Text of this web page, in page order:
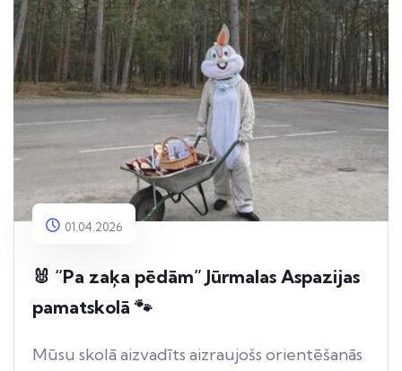
01.04.2026
🐰 “Pa zaķa pēdām” Jūrmalas Aspazijas
pamatskolā 🐾
Mūsu skolā aizvadīts aizraujošs orientēšanās